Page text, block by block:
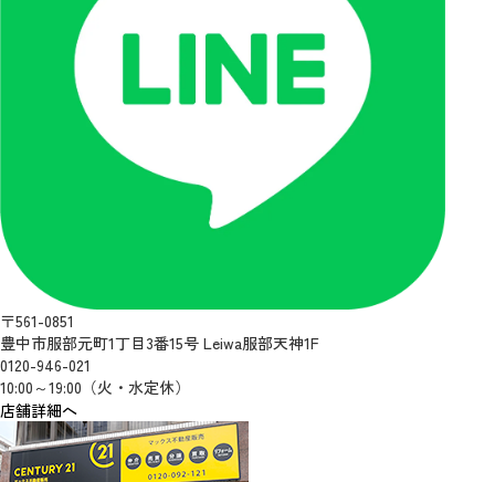
〒561-0851
豊中市服部元町1丁目3番15号 Leiwa服部天神1F
0120-946-021
10:00～19:00（火・水定休）
店舗詳細へ